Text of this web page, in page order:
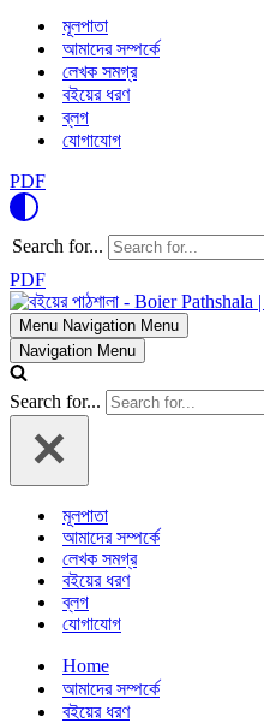
মূলপাতা
আমাদের সম্পর্কে
লেখক সমগ্র
বইয়ের ধরণ
ব্লগ
যোগাযোগ
PDF
Search for...
PDF
Menu Navigation Menu
Navigation Menu
Search for...
মূলপাতা
আমাদের সম্পর্কে
লেখক সমগ্র
বইয়ের ধরণ
ব্লগ
যোগাযোগ
Home
আমাদের সম্পর্কে
বইয়ের ধরণ